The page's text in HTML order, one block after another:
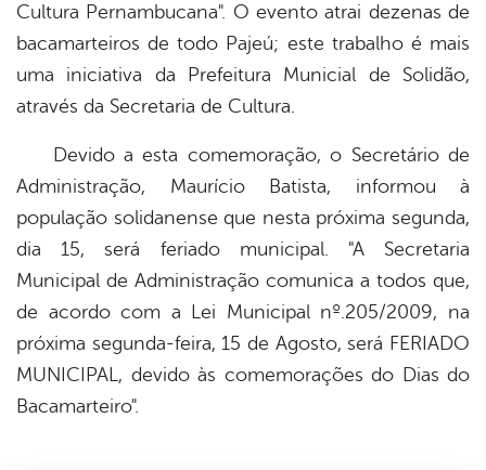
Cultura Pernambucana". O evento atrai dezenas de
bacamarteiros de todo Pajeú; este trabalho é mais
uma iniciativa da Prefeitura Municial de Solidão,
através da Secretaria de Cultura.
Devido a esta comemoração, o Secretário de
Administração, Maurício Batista, informou à
população solidanense que nesta próxima segunda,
dia 15, será feriado municipal. "A Secretaria
Municipal de Administração comunica a todos que,
de acordo com a Lei Municipal nº.205/2009, na
próxima segunda-feira, 15 de Agosto, será FERIADO
MUNICIPAL, devido às comemorações do Dias do
Bacamarteiro".